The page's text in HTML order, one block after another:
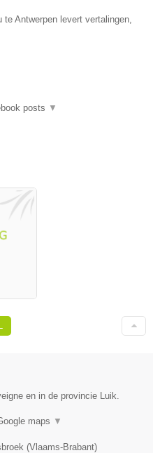
Antwerpen levert vertalingen,
posts ▼
en in de provincie Luik.
maps ▼
(Vlaams-Brabant)